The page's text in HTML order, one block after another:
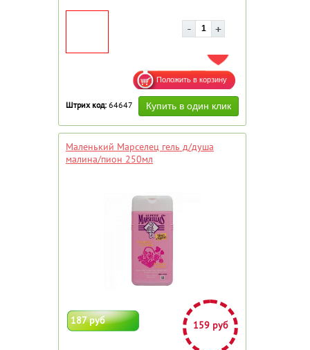
ДОБАВИТЬ В ИЗБРАННОЕ
Штрих код: 64647
Маленький Марселец гель д/душа
малина/пион 250мл
187 руб 159 руб